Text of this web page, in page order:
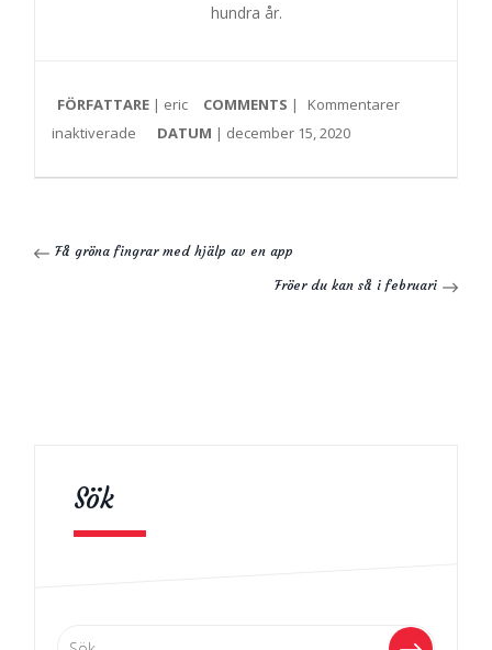
hundra år.
FÖRFATTARE | eric COMMENTS |
Kommentarer
inaktiverade
DATUM | december 15, 2020
Få gröna fingrar med hjälp av en app
Fröer du kan så i februari
Sök